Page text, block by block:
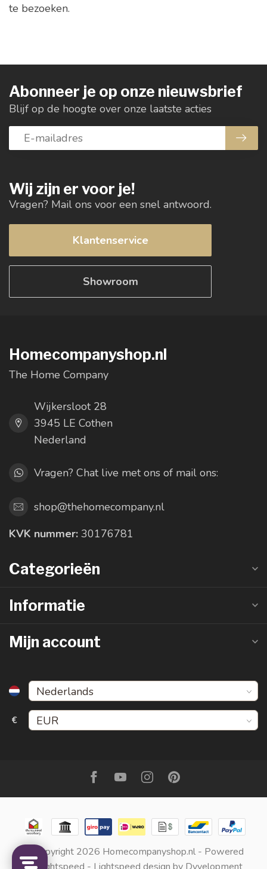
te bezoeken.
Wij zijn er voor je!
Vragen? Mail ons voor een snel antwoord.
Klantenservice
Showroom
Abonneer je op onze nieuwsbrief
Blijf op de hoogte over onze laatste acties
Homecompanyshop.nl
The Home Company
Wijkersloot 28
3945 LE Cothen
Nederland
Vragen? Chat live met ons of mail ons:
shop@thehomecompany.nl
KVK nummer: 30176781
Categorieën
Informatie
Mijn account
€
© Copyright 2026 Homecompanyshop.nl - Powered